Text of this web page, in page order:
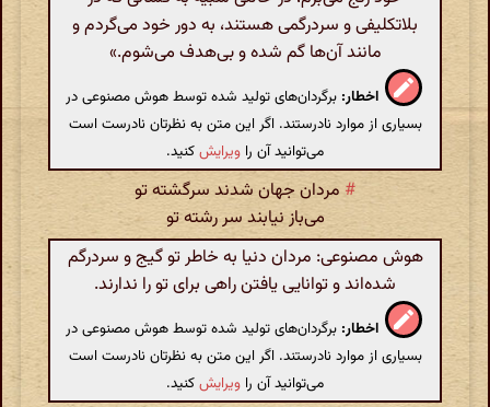
بلاتکلیفی و سردرگمی هستند، به دور خود می‌گردم و
مانند آن‌ها گم شده و بی‌هدف می‌شوم.»
اخطار: برگردان‌های تولید شده توسط هوش مصنوعی در
بسیاری از موارد نادرستند. اگر این متن به نظرتان نادرست است
می‌توانید آن را ویرایشکنید.
# مردان جهان شدند سرگشته تو
می‌باز نیابند سر رشته تو
هوش مصنوعی: مردان دنیا به خاطر تو گیج و سردرگم
شده‌اند و توانایی یافتن راهی برای تو را ندارند.
اخطار: برگردان‌های تولید شده توسط هوش مصنوعی در
بسیاری از موارد نادرستند. اگر این متن به نظرتان نادرست است
می‌توانید آن را ویرایشکنید.